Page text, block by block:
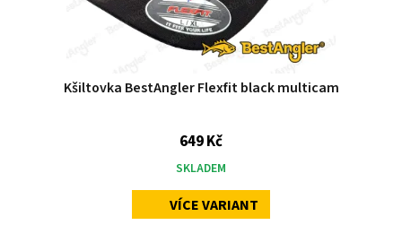
Kšiltovka BestAngler Flexfit black multicam
649 Kč
SKLADEM
VÍCE VARIANT